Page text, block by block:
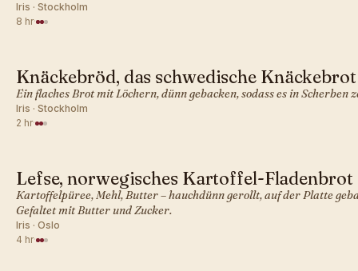
Iris · Stockholm
8 hr·
SKANDINAVISCH · BROT
Knäckebröd, das schwedische Knäckebrot
Ein flaches Brot mit Löchern, dünn gebacken, sodass es in Scherben
Iris · Stockholm
2 hr·
SKANDINAVISCH · BROT
Lefse, norwegisches Kartoffel-Fladenbrot
Kartoffelpüree, Mehl, Butter – hauchdünn gerollt, auf der Platte
Gefaltet mit Butter und Zucker.
Iris · Oslo
4 hr·